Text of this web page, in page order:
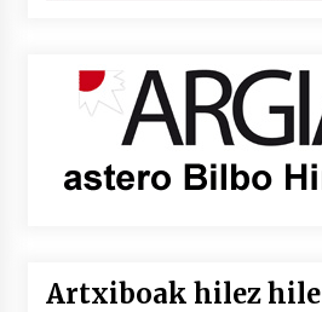
Artxiboak hilez hile